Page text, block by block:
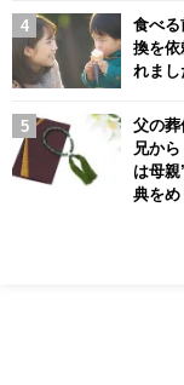
食べる
換を依
れまし
父の葬
兄か
は母
典をめ